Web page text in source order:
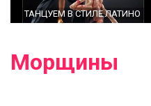
ТАНЦУЕМ В СТИЛЕ ЛАТИНО
Морщины